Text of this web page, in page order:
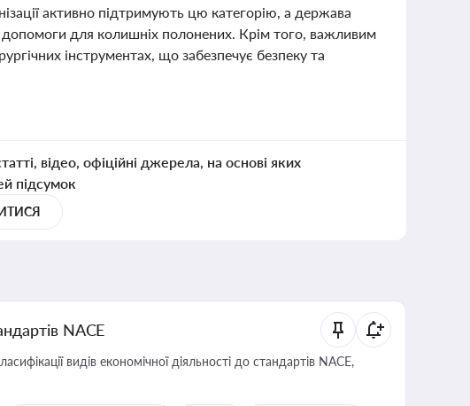
активно підтримують цю категорію, а держава
допомоги для колишніх полонених. Крім того, важливим
інструментах, що забезпечує безпеку та
відео, офіційні джерела, на основі яких
підсумок
NACE
видів економічної діяльності до стандартів NACE,